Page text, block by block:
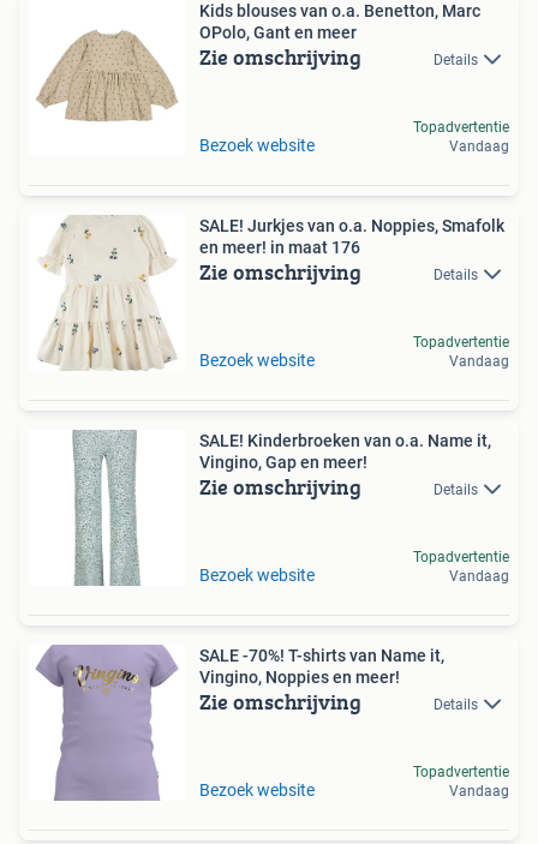
Kids blouses van o.a. Benetton, Marc
OPolo, Gant en meer
Zie omschrijving Details
Bezoek website
Topadvertentie
Vandaag
SALE! Jurkjes van o.a. Noppies, Smafolk
en meer! in maat 176
Zie omschrijving Details
Bezoek website
Topadvertentie
Vandaag
SALE! Kinderbroeken van o.a. Name it,
Vingino, Gap en meer!
Zie omschrijving Details
Bezoek website
Topadvertentie
Vandaag
SALE -70%! T-shirts van Name it,
Vingino, Noppies en meer!
Zie omschrijving Details
Bezoek website
Topadvertentie
Vandaag